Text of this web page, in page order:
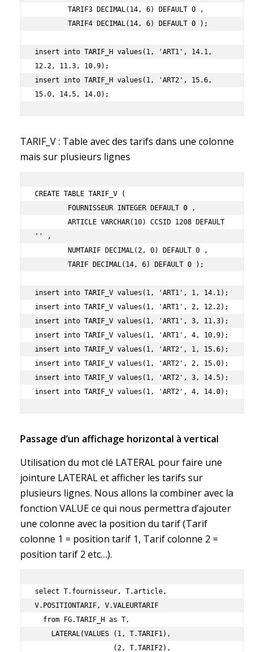
insert into TARIF_H values(1, 'ART1', 14.1,
12.2, 11.3, 10.9);
insert into TARIF_H values(1, 'ART2', 15.6,
15.0, 14.5, 14.0);
TARIF_V : Table avec des tarifs dans une colonne
mais sur plusieurs lignes
CREATE TABLE TARIF_V (
'' ,
insert into TARIF_V values(1, 'ART1', 1, 14.1);
insert into TARIF_V values(1, 'ART1', 2, 12.2);
insert into TARIF_V values(1, 'ART1', 3, 11.3);
insert into TARIF_V values(1, 'ART1', 4, 10.9);
insert into TARIF_V values(1, 'ART2', 1, 15.6);
insert into TARIF_V values(1, 'ART2', 2, 15.0);
insert into TARIF_V values(1, 'ART2', 3, 14.5);
insert into TARIF_V values(1, 'ART2', 4, 14.0);
Passage d’un affichage horizontal à vertical
Utilisation du mot clé LATERAL pour faire une
jointure LATERAL et afficher les tarifs sur
plusieurs lignes. Nous allons la combiner avec la
fonction VALUE ce qui nous permettra d’ajouter
une colonne avec la position du tarif (Tarif
colonne 1 = position tarif 1, Tarif colonne 2 =
position tarif 2 etc…).
select T.fournisseur, T.article,
V.POSITIONTARIF, V.VALEURTARIF